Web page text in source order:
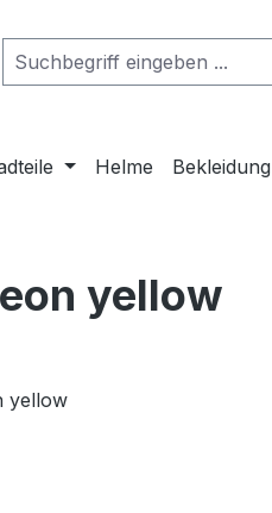
Helme Bekleidung
yellow